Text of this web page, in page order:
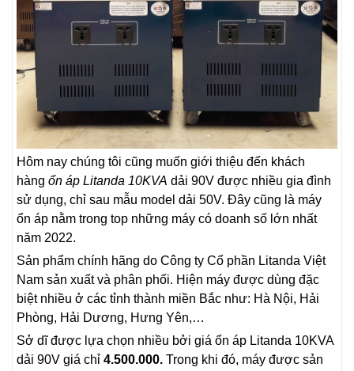
Hôm nay chúng tôi cũng muốn giới thiệu đến khách
hàng ổn áp Litanda 10KVA dải 90V được nhiều gia đình
sử dụng, chỉ sau mẫu model dải 50V. Đây cũng là máy
ổn áp nằm trong top những máy có doanh số lớn nhất
năm 2022.
Sản phẩm chính hãng do Công ty Cổ phần Litanda Việt
Nam sản xuất và phân phối. Hiện máy được dùng đặc
biệt nhiều ở các tỉnh thành miền Bắc như: Hà Nội, Hải
Phòng, Hải Dương, Hưng Yên,…
Sở dĩ được lựa chọn nhiều bởi giá ổn áp Litanda 10KVA
dải 90V giá chỉ 4.500.000. Trong khi đó, máy được sản